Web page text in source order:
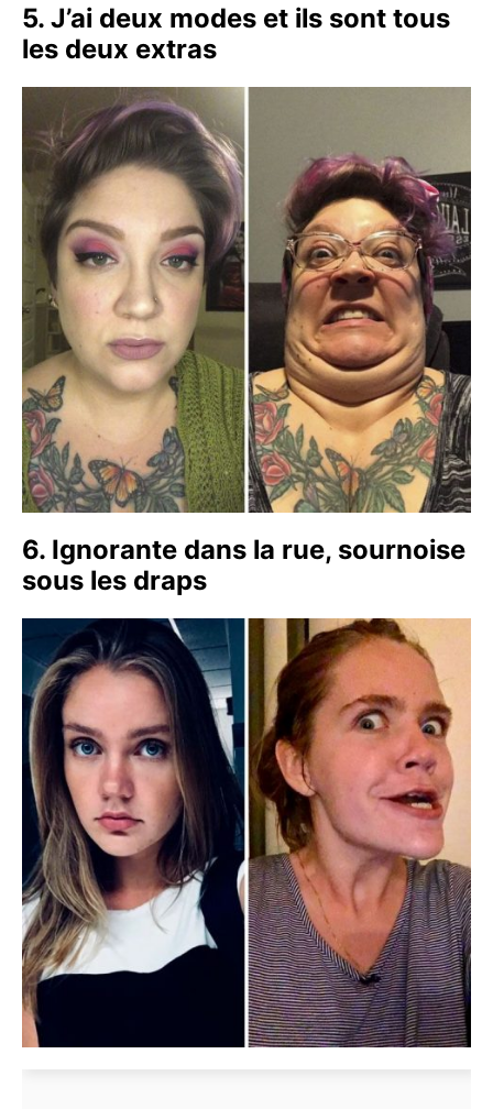
5. J’ai deux modes et ils sont tous
les deux extras
6. Ignorante dans la rue, sournoise
sous les draps